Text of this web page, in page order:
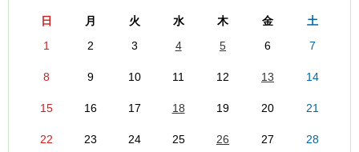
日 月 火 水 木 金
土
1
2 3 4 5 6 7
8 9 10 11 12 13 14
15 16 17 18 19 20 21
22 23 24 25 26 27
28